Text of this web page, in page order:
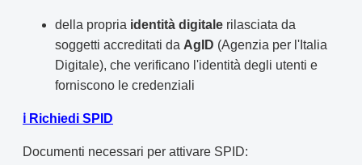
della propria identità digitale rilasciata da
soggetti accreditati da AgID (Agenzia per l'Italia
Digitale), che verificano l'identità degli utenti e
forniscono le credenziali
ℹ️ Richiedi SPID
Documenti necessari per attivare SPID: